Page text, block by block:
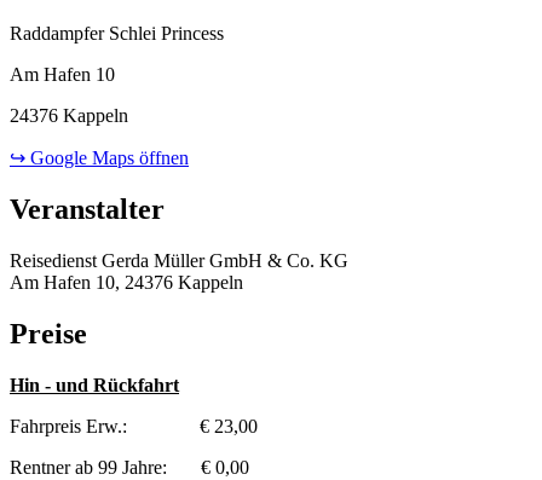
Raddampfer Schlei Princess
Am Hafen 10
24376 Kappeln
↪ Google Maps öffnen
Veranstalter
Reisedienst Gerda Müller GmbH & Co. KG
Am Hafen 10, 24376 Kappeln
Preise
Hin - und Rückfahrt
Fahrpreis Erw.: € 23,00
Rentner ab 99 Jahre: € 0,00